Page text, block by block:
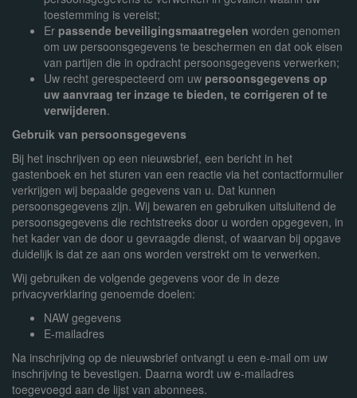
toestemming is vereist;
Er passende beveiligingsmaatregelen worden genomen
om uw persoonsgegevens te beschermen en dat ook eisen
van partijen die in opdracht persoonsgegevens verwerken;
Uw recht gerespecteerd om uw persoonsgegevens op
uw aanvraag ter inzage te bieden, te corrigeren of te
verwijderen.
Gebruik van persoonsgegevens
Bij het inschrijven op een nieuwsbrief, een bericht in het
gastenboek en het sturen van een reactie via het contactformulier
verkrijgen wij bepaalde gegevens van u. Dat kunnen
persoonsgegevens zijn. Wij bewaren en gebruiken uitsluitend de
persoonsgegevens die rechtstreeks door u worden opgegeven, in
het kader van de door u gevraagde dienst, of waarvan bij opgave
duidelijk is dat ze aan ons worden verstrekt om te verwerken.
Wij gebruiken de volgende gegevens voor de in deze
privacyverklaring genoemde doelen:
NAW gegevens
E-mailadres
Na inschrijving op de nieuwsbrief ontvangt u een e-mail om uw
inschrijving te bevestigen. Daarna wordt uw e-mailadres
toegevoegd aan de lijst van abonnees.